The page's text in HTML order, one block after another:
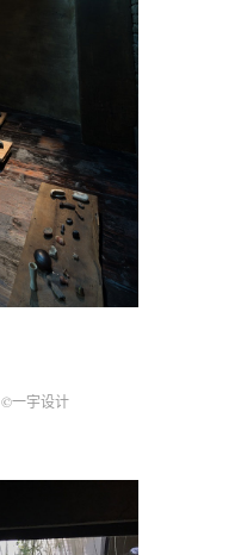
©一宇设计